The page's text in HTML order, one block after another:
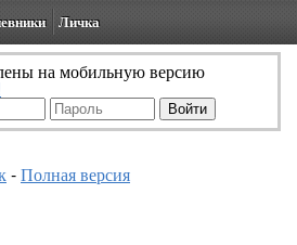
Личка
на мобильную версию
-Полная версия